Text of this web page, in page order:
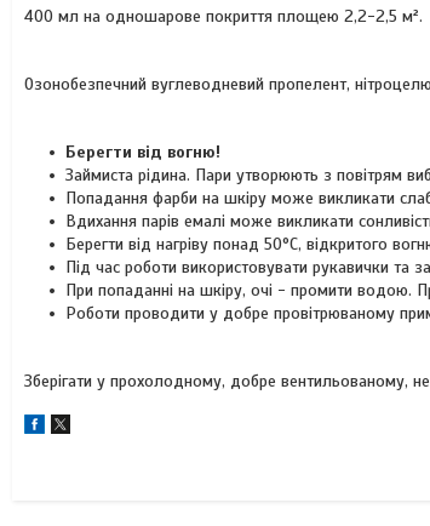
400 мл на одношарове покриття площею 2,2-2,5 м².
Озонобезпечний вуглеводневий пропелент,
Берегти від вогню!
Займиста рідина. Пари утворюють з повітрям
Попадання фарби на шкіру може викликати
Вдихання парів емалі може викликати
Берегти від нагріву понад 50°C, відкритого
Під час роботи використовувати рукавички та
При попаданні на шкіру, очі - промити водою.
Роботи проводити у добре провітрюваному
Зберігати у прохолодному, добре вентильованому,